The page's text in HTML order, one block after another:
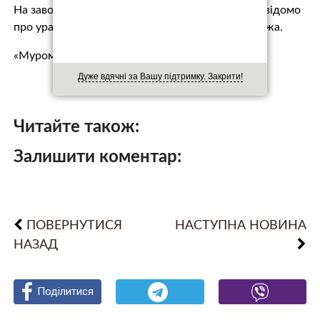
Дуже вдячні за Вашу підтримку. Закрити!
На заводі пролунало пʼять вибухів, попередньо відомо
про ураження двох будівель, розпочалася пожежа.
«Муромський п…
Читайте також:
Залишити коментар:
ПОВЕРНУТИСЯ
НАЗАД
НАСТУПНА НОВИНА
Поділитися
Поділитися
Поділитися